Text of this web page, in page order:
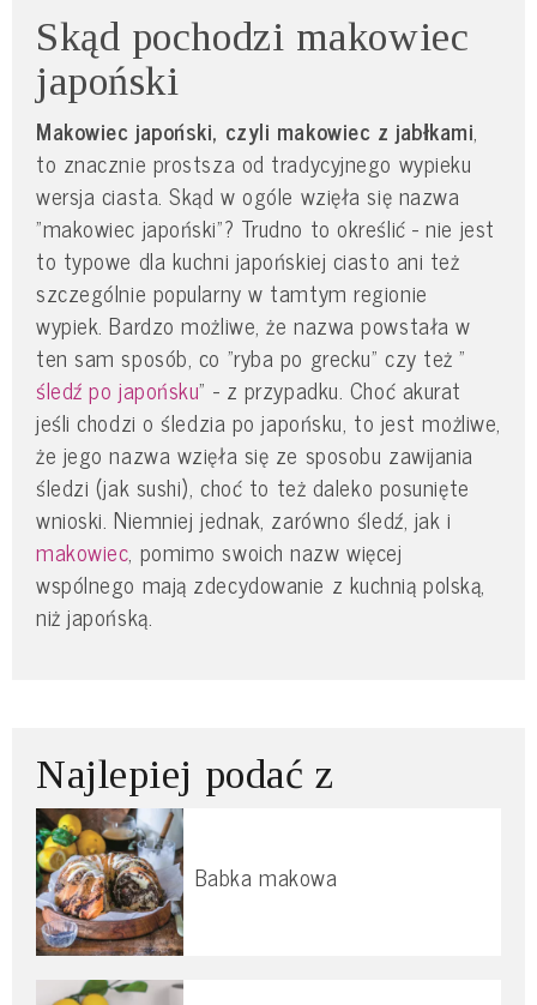
Skąd pochodzi makowiec
japoński
Makowiec japoński, czyli makowiec z jabłkami,
to znacznie prostsza od tradycyjnego wypieku
wersja ciasta. Skąd w ogóle wzięła się nazwa
"makowiec japoński"? Trudno to określić - nie jest
to typowe dla kuchni japońskiej ciasto ani też
szczególnie popularny w tamtym regionie
wypiek. Bardzo możliwe, że nazwa powstała w
ten sam sposób, co "ryba po grecku" czy też "
śledź po japońsku" - z przypadku. Choć akurat
jeśli chodzi o śledzia po japońsku, to jest możliwe,
że jego nazwa wzięła się ze sposobu zawijania
śledzi (jak sushi), choć to też daleko posunięte
wnioski. Niemniej jednak, zarówno śledź, jak i
makowiec, pomimo swoich nazw więcej
wspólnego mają zdecydowanie z kuchnią polską,
niż japońską.
Najlepiej podać z
Babka makowa